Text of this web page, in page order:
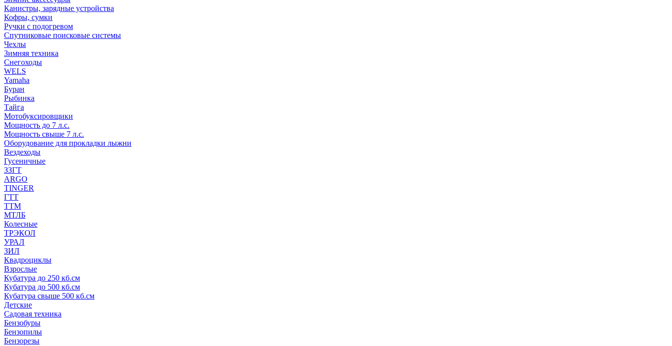
Канистры, зарядные устройства
Кофры, сумки
Ручки с подогревом
Спутниковые поисковые системы
Чехлы
Зимняя техника
Снегоходы
WELS
Yamaha
Буран
Рыбинка
Тайга
Мотобуксировщики
Мощность до 7 л.с.
Мощность свыше 7 л.с.
Оборудование для прокладки лыжни
Вездеходы
Гусеничные
ЗЗГТ
ARGO
TINGER
ГТТ
ТТМ
МТЛБ
Колесные
ТРЭКОЛ
УРАЛ
ЗИЛ
Квадроциклы
Взрослые
Кубатура до 250 кб.см
Кубатура до 500 кб.см
Кубатура свыше 500 кб.см
Детские
Садовая техника
Бензобуры
Бензопилы
Бензорезы